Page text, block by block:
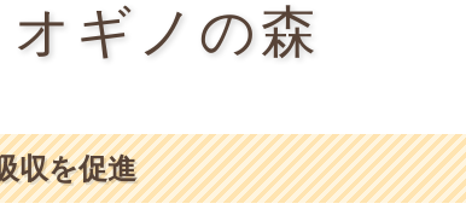
オギノの森
収を促進